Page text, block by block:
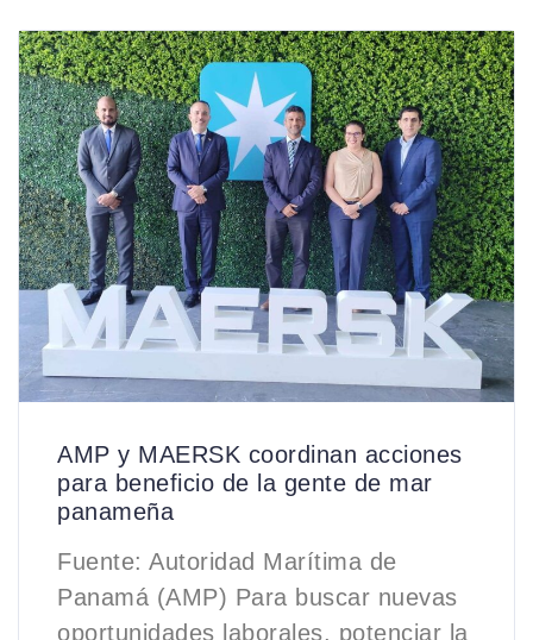
AMP y MAERSK coordinan acciones
para beneficio de la gente de mar
panameña
Fuente: Autoridad Marítima de
Panamá (AMP) Para buscar nuevas
oportunidades laborales, potenciar la